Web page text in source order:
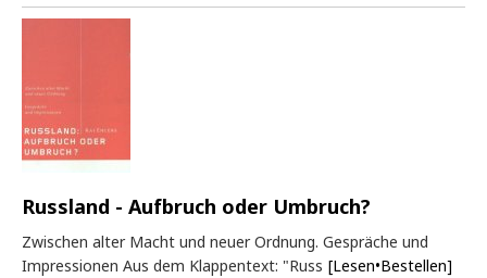
Russland - Aufbruch oder Umbruch?
Zwischen alter Macht und neuer Ordnung. Gespräche und
Impressionen Aus dem Klappentext: "Russ [Lesen•Bestellen]